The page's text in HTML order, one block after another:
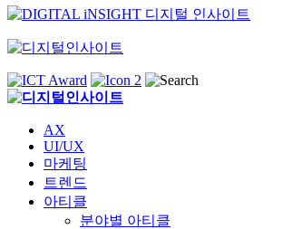
AX
UI/UX
마케팅
트렌드
아티클
분야별 아티클